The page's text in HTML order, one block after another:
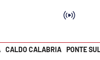
CALDO CALABRIA PONTE